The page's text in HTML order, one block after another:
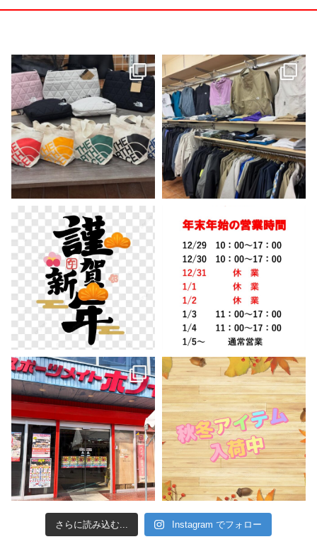
さらに読み込む... Instagram でフォロー